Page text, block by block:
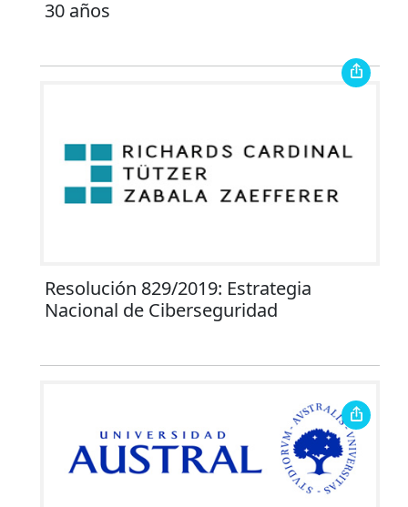
30 años
Resolución 829/2019: Estrategia
Nacional de Ciberseguridad